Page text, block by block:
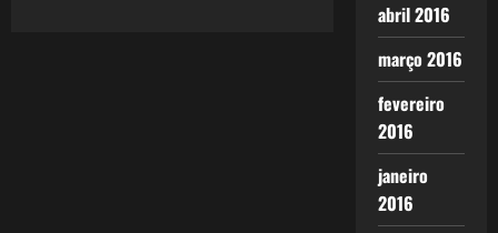
abril 2016
março 2016
fevereiro
2016
janeiro
2016